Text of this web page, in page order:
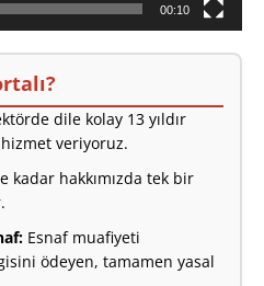
00:10
dile kolay 13 yıldır
hizmet veriyoruz.
kadar hakkımızda tek bir
Esnaf muafiyeti
ödeyen, tamamen yasal